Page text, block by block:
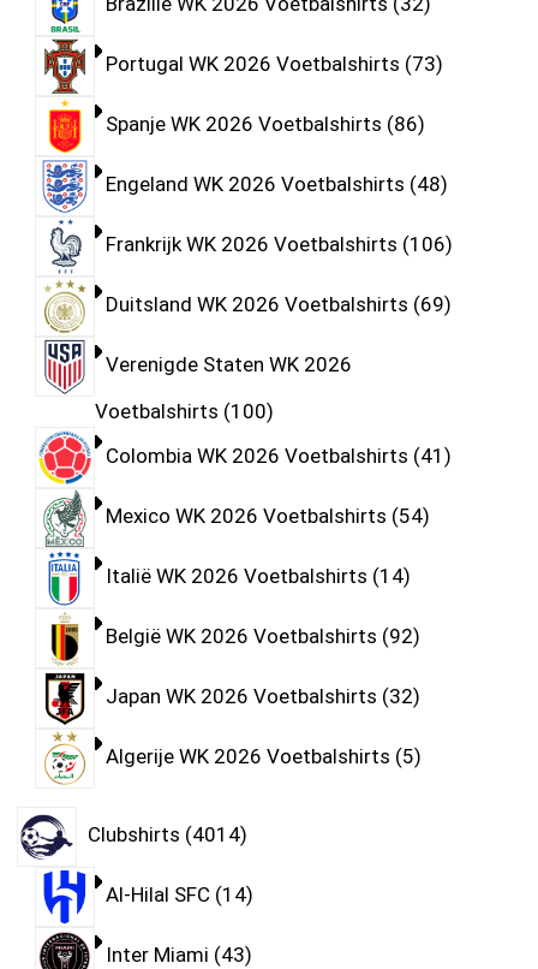
Portugal WK 2026 Voetbalshirts 73
Spanje WK 2026 Voetbalshirts 86
Engeland WK 2026 Voetbalshirts 48
Frankrijk WK 2026 Voetbalshirts 106
Duitsland WK 2026 Voetbalshirts 69
Verenigde Staten WK 2026
Voetbalshirts 100
Colombia WK 2026 Voetbalshirts 41
Mexico WK 2026 Voetbalshirts 54
Italië WK 2026 Voetbalshirts 14
België WK 2026 Voetbalshirts 92
Japan WK 2026 Voetbalshirts 32
Algerije WK 2026 Voetbalshirts 5
Clubshirts 4014
Al-Hilal SFC 14
Inter Miami 43